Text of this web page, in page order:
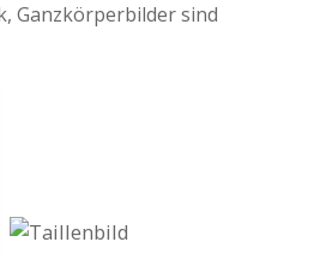
Ganzkörperbilder sind